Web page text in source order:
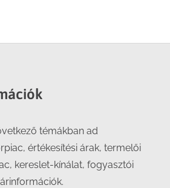
témákban ad
értékesítési árak, termelői
kereslet-kínálat, fogyasztói